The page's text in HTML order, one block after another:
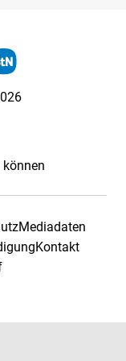
Mediadaten
Kontakt